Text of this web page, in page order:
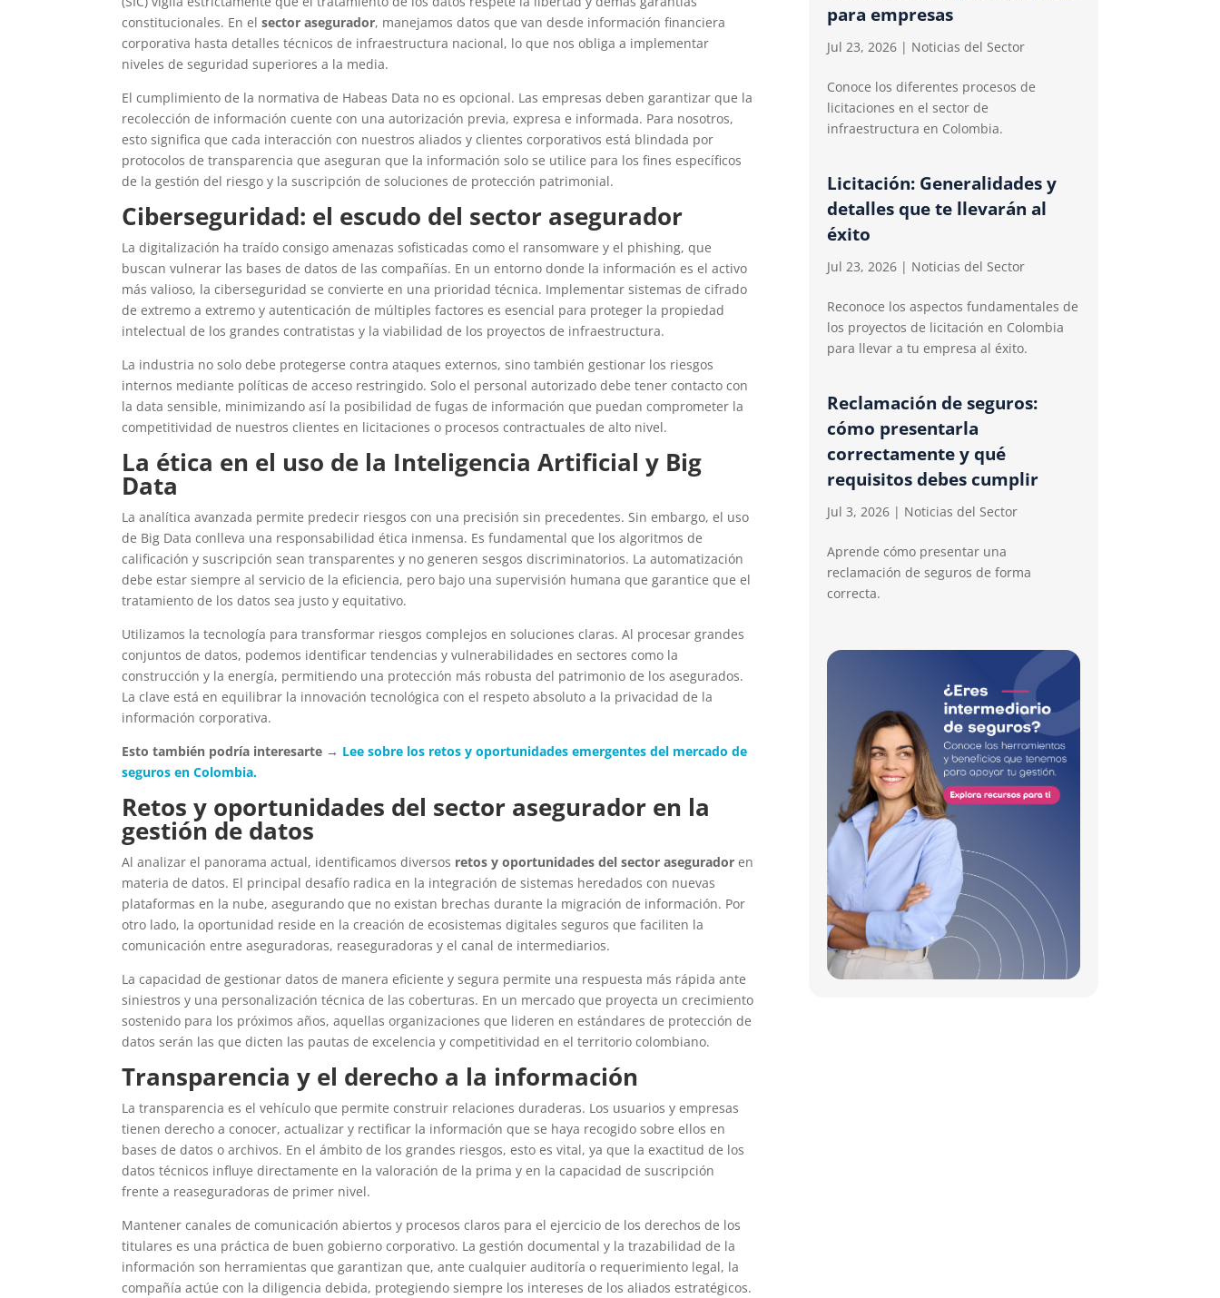
constitucionales. En elsector asegurador, manejamos datos que van desde información financiera
corporativa hasta detalles técnicos de infraestructura nacional, lo que nos obliga a implementar
niveles de seguridad superiores a la media.
El cumplimiento de la normativa de Habeas Data no es opcional. Las empresas deben garantizar que la
recolección de información cuente con una autorización previa, expresa e informada. Para nosotros,
esto significa que cada interacción con nuestros aliados y clientes corporativos está blindada por
protocolos de transparencia que aseguran que la información solo se utilice para los fines específicos
de la gestión del riesgo y la suscripción de soluciones de protección patrimonial.
Ciberseguridad: el escudo del sector asegurador
La digitalización ha traído consigo amenazas sofisticadas como el ransomware y el phishing, que
buscan vulnerar las bases de datos de las compañías. En un entorno donde la información es el activo
más valioso, la ciberseguridad se convierte en una prioridad técnica. Implementar sistemas de cifrado
de extremo a extremo y autenticación de múltiples factores es esencial para proteger la propiedad
intelectual de los grandes contratistas y la viabilidad de los proyectos de infraestructura.
La industria no solo debe protegerse contra ataques externos, sino también gestionar los riesgos
internos mediante políticas de acceso restringido. Solo el personal autorizado debe tener contacto con
la data sensible, minimizando así la posibilidad de fugas de información que puedan comprometer la
competitividad de nuestros clientes en licitaciones o procesos contractuales de alto nivel.
La ética en el uso de la Inteligencia Artificial y Big
Data
La analítica avanzada permite predecir riesgos con una precisión sin precedentes. Sin embargo, el uso
de Big Data conlleva una responsabilidad ética inmensa. Es fundamental que los algoritmos de
calificación y suscripción sean transparentes y no generen sesgos discriminatorios. La automatización
debe estar siempre al servicio de la eficiencia, pero bajo una supervisión humana que garantice que el
tratamiento de los datos sea justo y equitativo.
Utilizamos la tecnología para transformar riesgos complejos en soluciones claras. Al procesar grandes
conjuntos de datos, podemos identificar tendencias y vulnerabilidades en sectores como la
construcción y la energía, permitiendo una protección más robusta del patrimonio de los asegurados.
La clave está en equilibrar la innovación tecnológica con el respeto absoluto a la privacidad de la
información corporativa.
Esto también podría interesarte → Lee sobre los retos y oportunidades emergentes del mercado de
seguros en Colombia.
Retos y oportunidades del sector asegurador en la
gestión de datos
Al analizar el panorama actual, identificamos diversos retos y oportunidades del sector asegurador en
materia de datos. El principal desafío radica en la integración de sistemas heredados con nuevas
plataformas en la nube, asegurando que no existan brechas durante la migración de información. Por
otro lado, la oportunidad reside en la creación de ecosistemas digitales seguros que faciliten la
comunicación entre aseguradoras, reaseguradoras y el canal de intermediarios.
La capacidad de gestionar datos de manera eficiente y segura permite una respuesta más rápida ante
siniestros y una personalización técnica de las coberturas. En un mercado que proyecta un crecimiento
sostenido para los próximos años, aquellas organizaciones que lideren en estándares de protección de
datos serán las que dicten las pautas de excelencia y competitividad en el territorio colombiano.
Transparencia y el derecho a la información
La transparencia es el vehículo que permite construir relaciones duraderas. Los usuarios y empresas
tienen derecho a conocer, actualizar y rectificar la información que se haya recogido sobre ellos en
bases de datos o archivos. En el ámbito de los grandes riesgos, esto es vital, ya que la exactitud de los
datos técnicos influye directamente en la valoración de la prima y en la capacidad de suscripción
frente a reaseguradoras de primer nivel.
Mantener canales de comunicación abiertos y procesos claros para el ejercicio de los derechos de los
titulares es una práctica de buen gobierno corporativo. La gestión documental y la trazabilidad de la
información son herramientas que garantizan que, ante cualquier auditoría o requerimiento legal, la
compañía actúe con la diligencia debida, protegiendo siempre los intereses de los aliados estratégicos.
para empresas
Jul 23, 2026| Noticias del Sector
Conoce los diferentes procesos de
licitaciones en el sector de
infraestructura en Colombia.
Licitación: Generalidades y
detalles que te llevarán al
éxito
Jul 23, 2026| Noticias del Sector
Reconoce los aspectos fundamentales de
los proyectos de licitación en Colombia
para llevar a tu empresa al éxito.
Reclamación de seguros:
cómo presentarla
correctamente y qué
requisitos debes cumplir
Jul 3, 2026| Noticias del Sector
Aprende cómo presentar una
reclamación de seguros de forma
correcta.